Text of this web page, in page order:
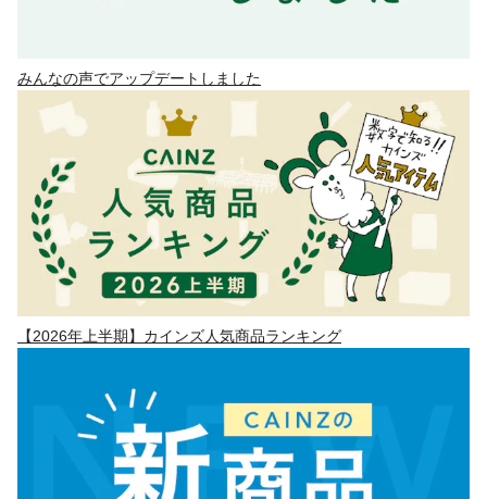
みんなの声でアップデートしました
【2026年上半期】カインズ人気商品ランキング